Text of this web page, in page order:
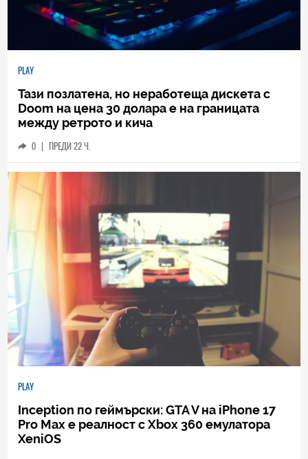
PLAY
Тази позлатена, но неработеща дискета с
Doom на цена 30 долара е на границата
между ретрото и кича
0 | ПРЕДИ 22 Ч.
PLAY
Inception по геймърски: GTA V на iPhone 17
Pro Max е реалност с Xbox 360 емулатора
XeniOS